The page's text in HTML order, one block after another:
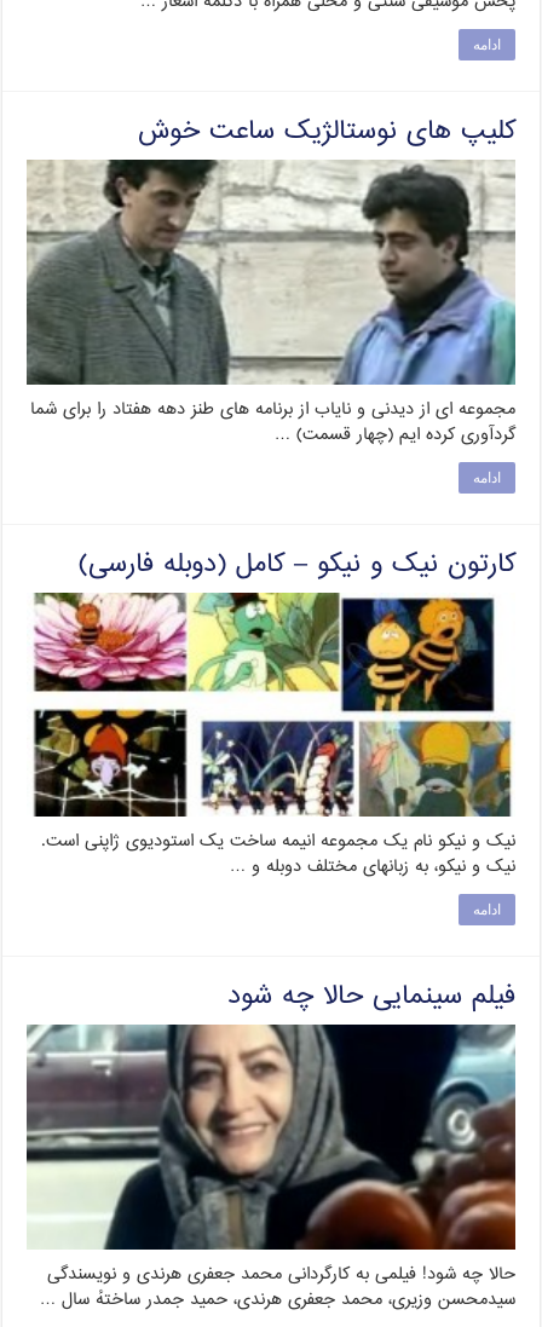
ادامه
کلیپ های نوستالژیک ساعت خوش
مجموعه ای از دیدنی و نایاب از برنامه های طنز دهه هفتاد را برای شما
گردآوری کرده ایم (چهار قسمت) …
ادامه
کارتون نیک و نیکو – کامل (دوبله فارسی)
نیک و نیکو نام یک مجموعه انیمه ساخت یک استودیوی ژاپنی است.
نیک و نیکو، به زبانهای مختلف دوبله و …
ادامه
فیلم سینمایی حالا چه شود
حالا چه شود! فیلمی به کارگردانی محمد جعفری هرندی و نویسندگی
سیدمحسن وزیری، محمد جعفری هرندی، حمید جمدر ساختهٔ سال …